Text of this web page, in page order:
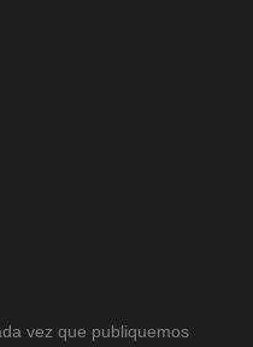
vez que publiquemos